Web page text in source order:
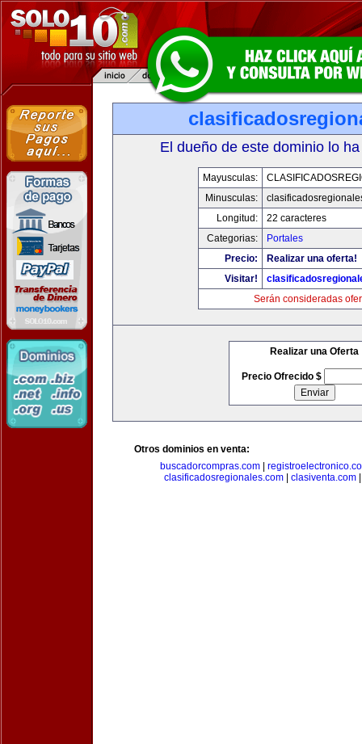
El dueño de este dominio lo
Mayusculas:
Minusculas:
Longitud:
22 caracteres
Categorias:
Portales
Precio:
Realizar una oferta!
Visitar!
Serán consideradas
Realizar una Oferta
Precio Ofrecido $
Otros dominios en venta:
buscadorcompras.com
clasificadosregionales.com| clasiventa.com